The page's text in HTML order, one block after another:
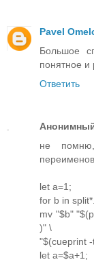
Pavel
Большое
понятное и
Ответить
не
let a=1;
for b in
mv "$b"
)" \
"$(cueprint
let a=$a+1;